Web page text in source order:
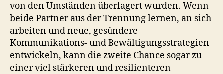
von den Umständen überlagert wurden. Wenn
beide Partner aus der Trennung lernen, an sich
arbeiten und neue, gesündere
Kommunikations- und Bewältigungsstrategien
entwickeln, kann die zweite Chance sogar zu
einer viel stärkeren und resilienteren